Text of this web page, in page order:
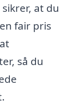
at du
fair pris
så du